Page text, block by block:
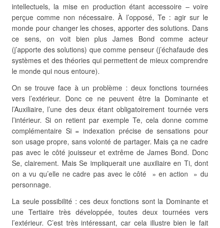
intellectuels, la mise en production étant accessoire – voire
perçue comme non nécessaire. À l’opposé, Te : agir sur le
monde pour changer les choses, apporter des solutions. Dans
ce sens, on voit bien plus James Bond comme acteur
(j’apporte des solutions) que comme penseur (j’échafaude des
systèmes et des théories qui permettent de mieux comprendre
le monde qui nous entoure).
On se trouve face à un problème : deux fonctions tournées
vers l’extérieur. Donc ce ne peuvent être la Dominante et
l’Auxiliaire, l’une des deux étant obligatoirement tournée vers
l’intérieur. Si on retient par exemple Te, cela donne comme
complémentaire Si = indexation précise de sensations pour
son usage propre, sans volonté de partager. Mais ça ne cadre
pas avec le côté jouisseur et extrême de James Bond. Donc
Se, clairement. Mais Se impliquerait une auxiliaire en Ti, dont
on a vu qu’elle ne cadre pas avec le côté » en action » du
personnage.
La seule possibilité : ces deux fonctions sont la Dominante et
une Tertiaire très développée, toutes deux tournées vers
l’extérieur. C’est très intéressant, car cela illustre bien le fait